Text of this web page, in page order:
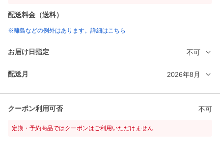
配送料金（送料）
※離島などの例外はあります。詳細はこちら
お届け日指定 不可
配送月 2026年8月
クーポン利用可否 不可
定期・予約商品ではクーポンはご利用いただけません